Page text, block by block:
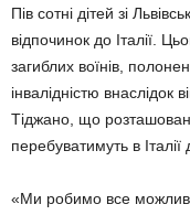
Пів сотні дітей зі
відпочинок до Італії.
загиблих воїнів,
інвалідністю внаслідок
Тіджано, що
перебуватимуть в
«Ми робимо все